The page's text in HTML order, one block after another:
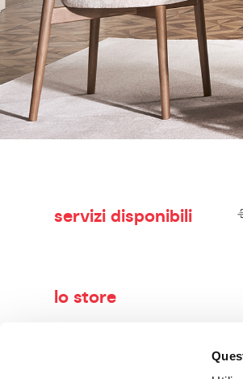
servizi disponibili
lo store
Benvenuti nel mondo di Calligaris,
vendere prodotti di alta qualità,